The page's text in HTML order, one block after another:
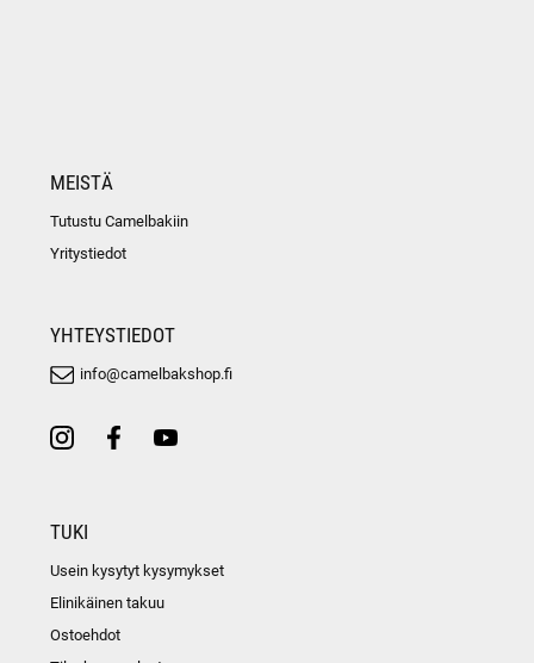
MEISTÄ
Tutustu Camelbakiin
Yritystiedot
YHTEYSTIEDOT
info@camelbakshop.fi
TUKI
Usein kysytyt kysymykset
Elinikäinen takuu
Ostoehdot